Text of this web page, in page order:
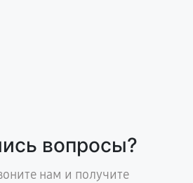
вопросы?
нам и получите